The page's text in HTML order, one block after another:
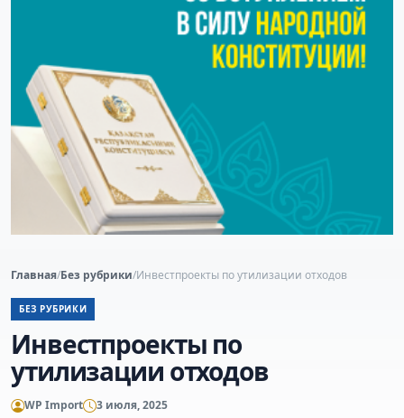
Главная/Без рубрики/Инвестпроекты по утилизации отходов
БЕЗ РУБРИКИ
Инвестпроекты по
утилизации отходов
WP Import 3 июля, 2025